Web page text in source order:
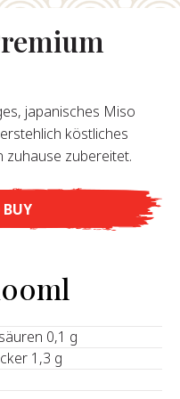
japanisches Miso
köstliches
zuhause zubereitet.
BUY
0,1 g
1,3 g